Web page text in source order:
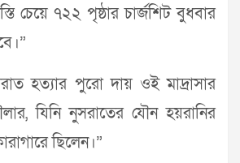
চেয়ে ৭২২ পৃষ্ঠার চার্জশিট বুধবার
হত্যার পুরো দায় ওই মাদ্রাসার
যিনি নুসরাতের যৌন হয়রানির
ছিলেন।”